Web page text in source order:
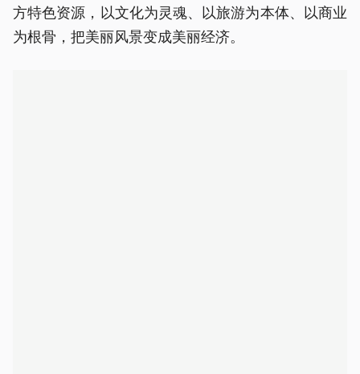
方特色资源，以文化为灵魂、以旅游为本体、以商业
为根骨，把美丽风景变成美丽经济。